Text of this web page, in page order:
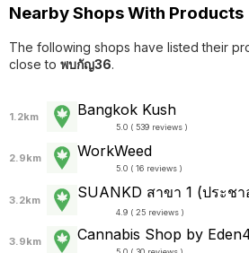
Nearby Shops With Products
The following shops have listed their
close to พบกัญ36.
1.2km Bangkok Kush
5.0 ( 539 reviews )
2.9km WorkWeed
5.0 ( 16 reviews )
3.2km SUANKD สาขา 1 (ประช
4.9 ( 25 reviews )
3.9km Cannabis Shop by